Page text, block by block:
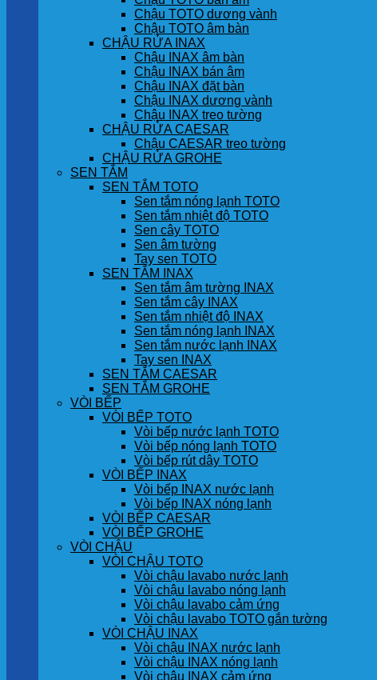
Chậu TOTO dương vành
Chậu TOTO âm bàn
CHẬU RỬA INAX
Chậu INAX âm bàn
Chậu INAX bán âm
Chậu INAX đặt bàn
Chậu INAX dương vành
Chậu INAX treo tường
CHẬU RỬA CAESAR
Chậu CAESAR treo tường
CHẬU RỬA GROHE
SEN TẮM
SEN TẮM TOTO
Sen tắm nóng lạnh TOTO
Sen tắm nhiệt độ TOTO
Sen cây TOTO
Sen âm tường
Tay sen TOTO
SEN TẮM INAX
Sen tắm âm tường INAX
Sen tắm cây INAX
Sen tắm nhiệt độ INAX
Sen tắm nóng lạnh INAX
Sen tắm nước lạnh INAX
Tay sen INAX
SEN TẮM CAESAR
SEN TẮM GROHE
VÒI BẾP
VÒI BẾP TOTO
Vòi bếp nước lạnh TOTO
Vòi bếp nóng lạnh TOTO
Vòi bếp rút dây TOTO
VÒI BẾP INAX
Vòi bếp INAX nước lạnh
Vòi bếp INAX nóng lạnh
VÒI BẾP CAESAR
VÒI BẾP GROHE
VÒI CHẬU
VÒI CHẬU TOTO
Vòi chậu lavabo nước lạnh
Vòi chậu lavabo nóng lạnh
Vòi chậu lavabo cảm ứng
Vòi chậu lavabo TOTO gắn tường
VÒI CHẬU INAX
Vòi chậu INAX nước lạnh
Vòi chậu INAX nóng lạnh
Vòi chậu INAX cảm ứng